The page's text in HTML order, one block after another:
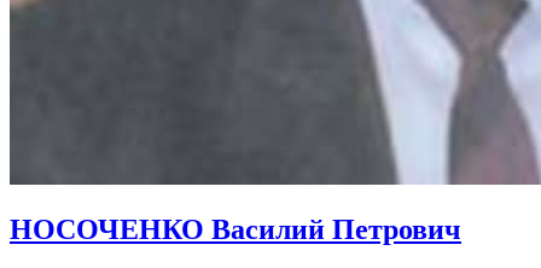
НОСОЧЕНКО Василий Петрович